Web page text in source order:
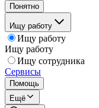
Понятно
Ищу работу
Ищу работу
Ищу работу
Ищу сотрудника
Сервисы
Помощь
Ещё